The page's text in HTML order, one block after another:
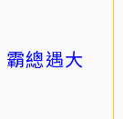
總遇大